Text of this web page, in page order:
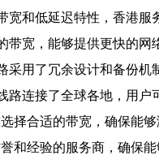
宽和低延迟特性，香港
带宽，能够提供更快的
采用了冗余设计和备份
路连接了全球各地，用
择合适的带宽，确保能
和经验的服务商，确保